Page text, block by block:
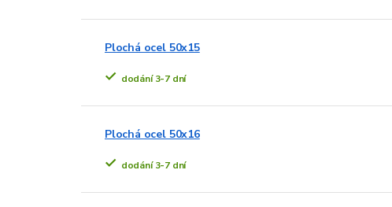
Plochá ocel 50x15
dodání 3-7 dní
Plochá ocel 50x16
dodání 3-7 dní